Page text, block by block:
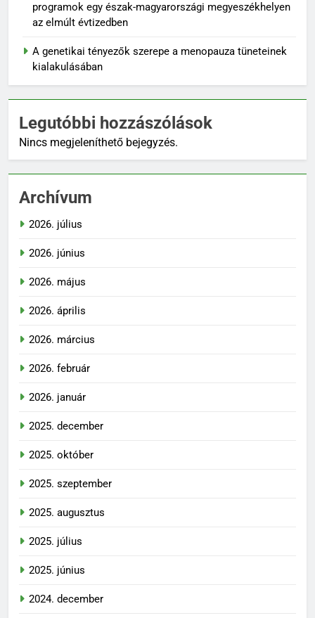
programok egy észak-magyarországi megyeszékhelyen
az elmúlt évtizedben
A genetikai tényezők szerepe a menopauza tüneteinek
kialakulásában
Legutóbbi hozzászólások
Nincs megjeleníthető bejegyzés.
Archívum
2026. július
2026. június
2026. május
2026. április
2026. március
2026. február
2026. január
2025. december
2025. október
2025. szeptember
2025. augusztus
2025. július
2025. június
2024. december